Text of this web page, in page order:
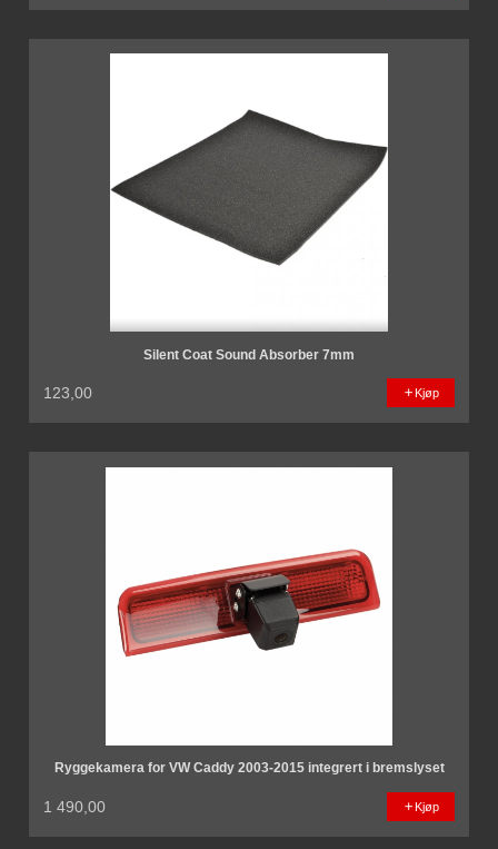
Silent Coat Sound Absorber 7mm
123,00 Kjøp
Ryggekamera for VW Caddy 2003-2015 integrert i bremslyset
1 490,00 Kjøp